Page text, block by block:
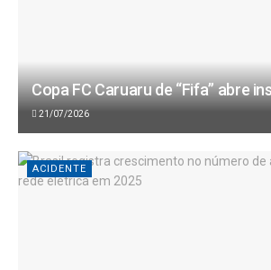
Copa FC Caruaru de “Fifa” abre
21/07/2026
ACIDENTE